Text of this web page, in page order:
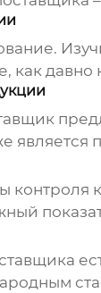
как
является